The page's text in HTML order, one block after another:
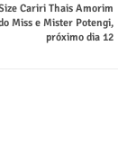
Cariri Thais Amorim
Miss e Mister Potengi,
próximo dia 12